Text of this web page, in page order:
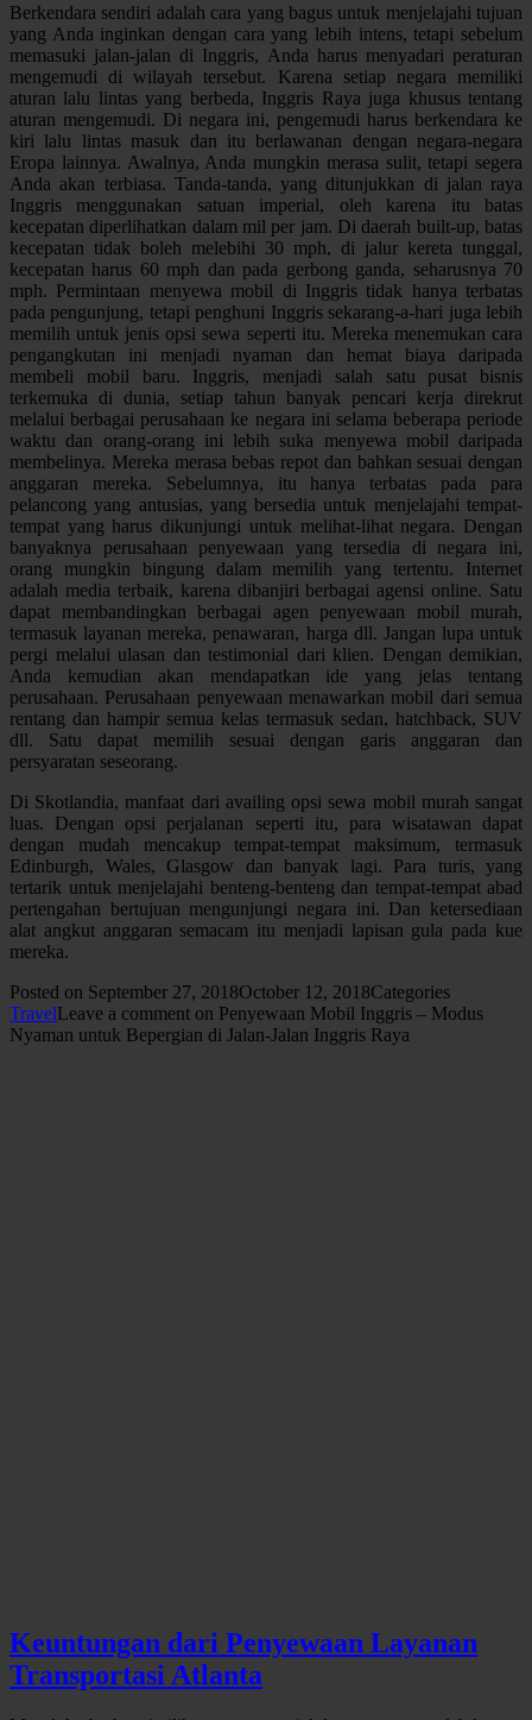
Berkendara sendiri adalah cara yang bagus untuk menjelajahi tujuan
yang Anda inginkan dengan cara yang lebih intens, tetapi sebelum
memasuki jalan-jalan di Inggris, Anda harus menyadari peraturan
mengemudi di wilayah tersebut. Karena setiap negara memiliki
aturan lalu lintas yang berbeda, Inggris Raya juga khusus tentang
aturan mengemudi. Di negara ini, pengemudi harus berkendara ke
kiri lalu lintas masuk dan itu berlawanan dengan negara-negara
Eropa lainnya. Awalnya, Anda mungkin merasa sulit, tetapi segera
Anda akan terbiasa. Tanda-tanda, yang ditunjukkan di jalan raya
Inggris menggunakan satuan imperial, oleh karena itu batas
kecepatan diperlihatkan dalam mil per jam. Di daerah built-up, batas
kecepatan tidak boleh melebihi 30 mph, di jalur kereta tunggal,
kecepatan harus 60 mph dan pada gerbong ganda, seharusnya 70
mph. Permintaan menyewa mobil di Inggris tidak hanya terbatas
pada pengunjung, tetapi penghuni Inggris sekarang-a-hari juga lebih
memilih untuk jenis opsi sewa seperti itu. Mereka menemukan cara
pengangkutan ini menjadi nyaman dan hemat biaya daripada
membeli mobil baru. Inggris, menjadi salah satu pusat bisnis
terkemuka di dunia, setiap tahun banyak pencari kerja direkrut
melalui berbagai perusahaan ke negara ini selama beberapa periode
waktu dan orang-orang ini lebih suka menyewa mobil daripada
membelinya. Mereka merasa bebas repot dan bahkan sesuai dengan
anggaran mereka. Sebelumnya, itu hanya terbatas pada para
pelancong yang antusias, yang bersedia untuk menjelajahi tempat-
tempat yang harus dikunjungi untuk melihat-lihat negara. Dengan
banyaknya perusahaan penyewaan yang tersedia di negara ini,
orang mungkin bingung dalam memilih yang tertentu. Internet
adalah media terbaik, karena dibanjiri berbagai agensi online. Satu
dapat membandingkan berbagai agen penyewaan mobil murah,
termasuk layanan mereka, penawaran, harga dll. Jangan lupa untuk
pergi melalui ulasan dan testimonial dari klien. Dengan demikian,
Anda kemudian akan mendapatkan ide yang jelas tentang
perusahaan. Perusahaan penyewaan menawarkan mobil dari semua
rentang dan hampir semua kelas termasuk sedan, hatchback, SUV
dll. Satu dapat memilih sesuai dengan garis anggaran dan
persyaratan seseorang.
Di Skotlandia, manfaat dari availing opsi sewa mobil murah sangat
luas. Dengan opsi perjalanan seperti itu, para wisatawan dapat
dengan mudah mencakup tempat-tempat maksimum, termasuk
Edinburgh, Wales, Glasgow dan banyak lagi. Para turis, yang
tertarik untuk menjelajahi benteng-benteng dan tempat-tempat abad
pertengahan bertujuan mengunjungi negara ini. Dan ketersediaan
alat angkut anggaran semacam itu menjadi lapisan gula pada kue
mereka.
Posted on September 27, 2018October 12, 2018Categories
TravelLeave a comment on Penyewaan Mobil Inggris – Modus
Nyaman untuk Bepergian di Jalan-Jalan Inggris Raya
Keuntungan dari Penyewaan Layanan
Transportasi Atlanta